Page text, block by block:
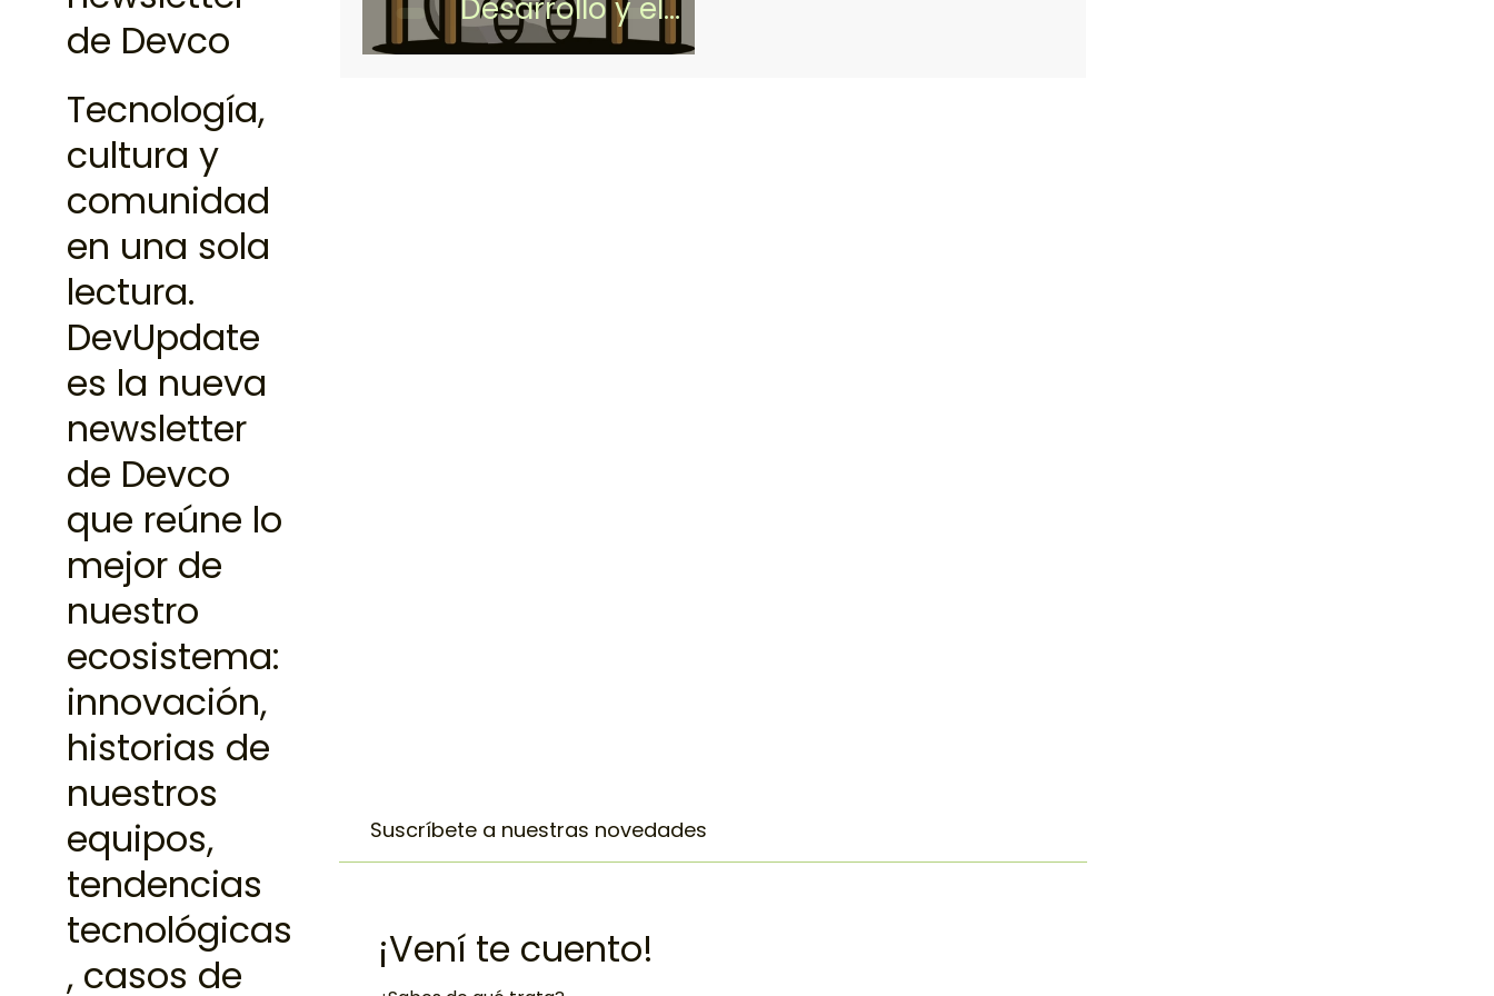
de Devco
Tecnología,
cultura y
comunidad
en una sola
lectura.
DevUpdate
es la nueva
newsletter
de Devco
que reúne lo
mejor de
nuestro
ecosistema:
innovación,
historias de
nuestros
equipos,
tendencias
tecnológicas
, casos de
Desarrollo y el
cumplimiento de los
Suscríbete a nuestras novedades
¡Vení te cuento!